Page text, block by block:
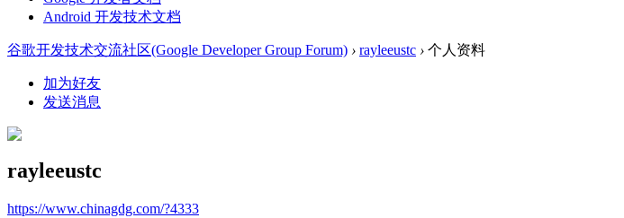
Android 开发技术文档
谷歌开发技术交流社区(Google Developer Group Forum) › rayleeustc › 个人资料
加为好友
发送消息
rayleeustc
https://www.chinagdg.com/?4333